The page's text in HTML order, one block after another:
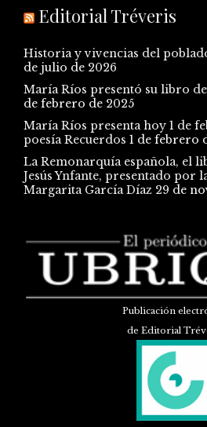
Editorial Tréveris
Historia y vivencias del
de julio de 2026
María Ríos presentó su libro
de febrero de 2025
María Ríos presenta hoy 1 de
poesía Recuerdos 1 de febrero
La Remonarquía española, el
Jesús Ynfante, presentado por
Margarita García Díaz 29 de
Publicación
de Editorial